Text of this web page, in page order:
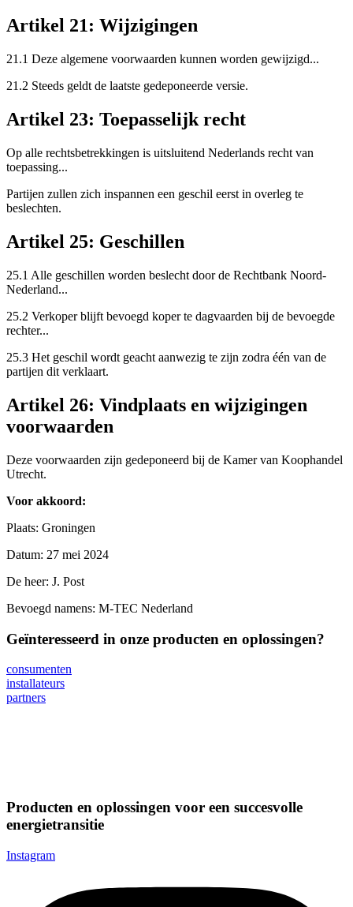
Artikel 21: Wijzigingen
21.1 Deze algemene voorwaarden kunnen worden gewijzigd...
21.2 Steeds geldt de laatste gedeponeerde versie.
Artikel 23: Toepasselijk recht
Op alle rechtsbetrekkingen is uitsluitend Nederlands recht van
toepassing...
Partijen zullen zich inspannen een geschil eerst in overleg te
beslechten.
Artikel 25: Geschillen
25.1 Alle geschillen worden beslecht door de Rechtbank Noord-
Nederland...
25.2 Verkoper blijft bevoegd koper te dagvaarden bij de bevoegde
rechter...
25.3 Het geschil wordt geacht aanwezig te zijn zodra één van de
partijen dit verklaart.
Artikel 26: Vindplaats en wijzigingen
voorwaarden
Deze voorwaarden zijn gedeponeerd bij de Kamer van Koophandel
Utrecht.
Voor akkoord:
Plaats: Groningen
Datum: 27 mei 2024
De heer: J. Post
Bevoegd namens: M-TEC Nederland
Geïnteresseerd in onze producten en oplossingen?
consumenten
installateurs
partners
Producten en oplossingen voor een succesvolle
energietransitie
Instagram